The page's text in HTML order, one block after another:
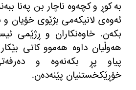
بە کوڕ و کچەوە ناچار بن پەنا
ئەوەی لانیکەمی بژێوی خۆیان و
بکەن. خاوەنکاران و ڕژێمی
هەوڵیان داوە هەموو کاتی
پیاو پڕ بکەنەوە و
خۆڕێکخستنیان پێنەدەن.